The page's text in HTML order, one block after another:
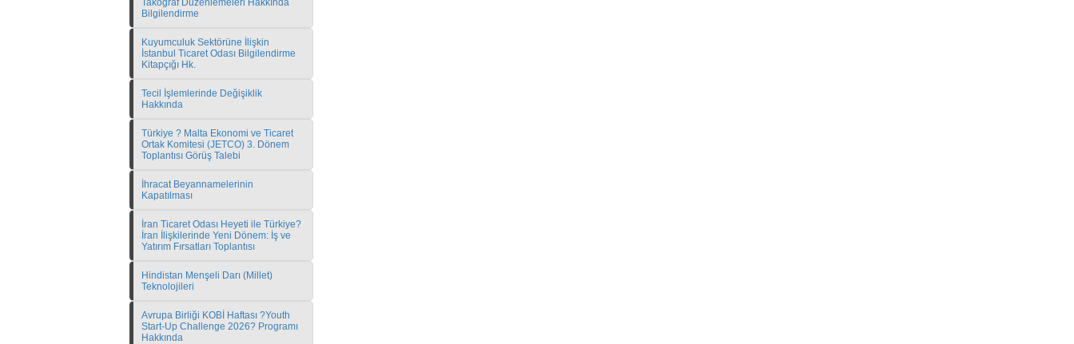
Takograf Düzenlemeleri Hakkında
Bilgilendirme
Kuyumculuk Sektörüne İlişkin
İstanbul Ticaret Odası Bilgilendirme
Kitapçığı Hk.
Tecil İşlemlerinde Değişiklik
Hakkında
Türkiye ? Malta Ekonomi ve Ticaret
Ortak Komitesi (JETCO) 3. Dönem
Toplantısı Görüş Talebi
İhracat Beyannamelerinin
Kapatılması
İran Ticaret Odası Heyeti ile Türkiye?
İran İlişkilerinde Yeni Dönem: İş ve
Yatırım Fırsatları Toplantısı
Hindistan Menşeli Darı (Millet)
Teknolojileri
Avrupa Birliği KOBİ Haftası ?Youth
Start-Up Challenge 2026? Programı
Hakkında